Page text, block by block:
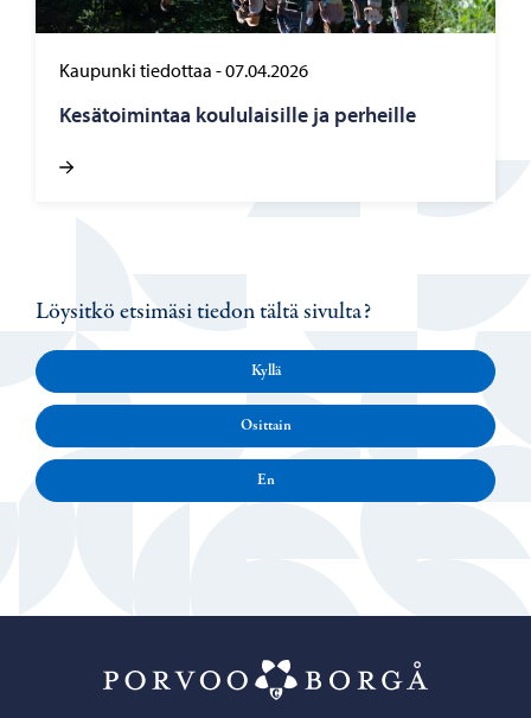
Kaupunki tiedottaa -07.04.2026
Ke­sä­toi­min­taa kou­lu­lai­sil­le ja per­heil­le
Löysitkö etsimäsi tiedon tältä sivulta?
Kyllä
Osittain
En